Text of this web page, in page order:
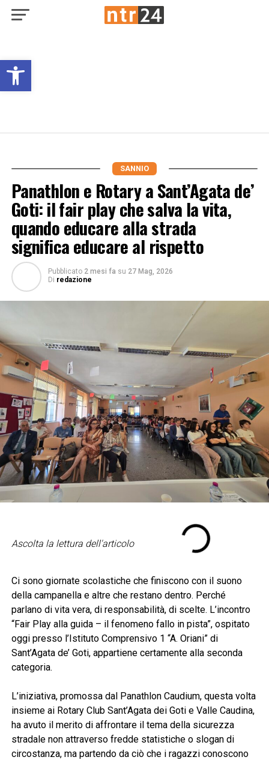
Open toolbar
SANNIO
Panathlon e Rotary a Sant’Agata de’
Goti: il fair play che salva la vita,
quando educare alla strada
significa educare al rispetto
Pubblicato 2 mesi fa su 27 Mag, 2026
Di redazione
Ascolta la lettura dell'articolo
Ci sono giornate scolastiche che finiscono con il suono
della campanella e altre che restano dentro. Perché
parlano di vita vera, di responsabilità, di scelte. L’incontro
“Fair Play alla guida – il fenomeno fallo in pista”, ospitato
oggi presso l’Istituto Comprensivo 1 “A. Oriani” di
Sant’Agata de’ Goti, appartiene certamente alla seconda
categoria.
L’iniziativa, promossa dal Panathlon Caudium, questa volta
insieme ai Rotary Club Sant’Agata dei Goti e Valle Caudina,
ha avuto il merito di affrontare il tema della sicurezza
stradale non attraverso fredde statistiche o slogan di
circostanza, ma partendo da ciò che i ragazzi conoscono